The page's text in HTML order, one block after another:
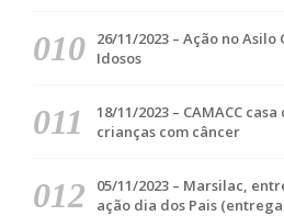
26/11/2023 – Ação no
Idosos
18/11/2023 – CAMACC
crianças com câncer
05/11/2023 – Marsilac,
ação dia dos Pais (entrega